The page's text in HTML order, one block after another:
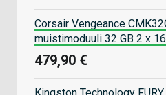
Corsair Vengeance
muistimoduuli 32 GB 2 x
479,90 €